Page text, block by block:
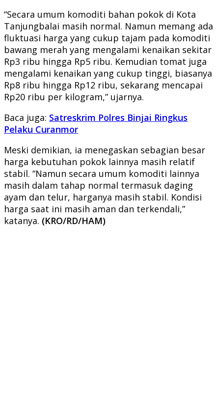
“Secara umum komoditi bahan pokok di Kota
Tanjungbalai masih normal. Namun memang ada
fluktuasi harga yang cukup tajam pada komoditi
bawang merah yang mengalami kenaikan sekitar
Rp3 ribu hingga Rp5 ribu. Kemudian tomat juga
mengalami kenaikan yang cukup tinggi, biasanya
Rp8 ribu hingga Rp12 ribu, sekarang mencapai
Rp20 ribu per kilogram,” ujarnya.
Baca juga: Satreskrim Polres Binjai Ringkus
Pelaku Curanmor
Meski demikian, ia menegaskan sebagian besar
harga kebutuhan pokok lainnya masih relatif
stabil. “Namun secara umum komoditi lainnya
masih dalam tahap normal termasuk daging
ayam dan telur, harganya masih stabil. Kondisi
harga saat ini masih aman dan terkendali,”
katanya. (KRO/RD/HAM)